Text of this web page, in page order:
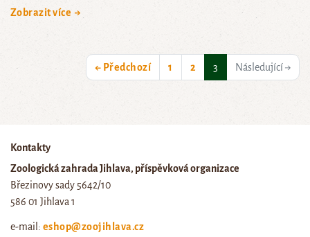
Zobrazit více →
← Předchozí 1 2 3 (current)Následující →
Kontakty
Zoologická zahrada Jihlava, příspěvková organizace
Březinovy sady 5642/10
586 01 Jihlava 1
e-mail: eshop@zoojihlava.cz